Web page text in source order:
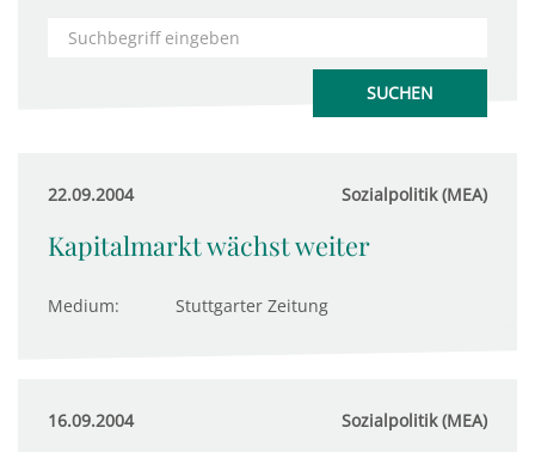
22.09.2004 Sozialpolitik (MEA)
Kapitalmarkt wächst weiter
Medium: Stuttgarter Zeitung
16.09.2004 Sozialpolitik (MEA)